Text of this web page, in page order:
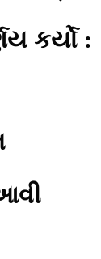
કર્યો :